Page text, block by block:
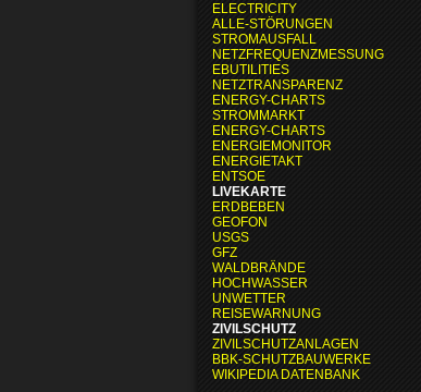
ELECTRICITY
ALLE-STÖRUNGEN
STROMAUSFALL
NETZFREQUENZMESSUNG
EBUTILITIES
NETZTRANSPARENZ
ENERGY-CHARTS
STROMMARKT
ENERGY-CHARTS
ENERGIEMONITOR
ENERGIETAKT
ENTSOE
LIVEKARTE
ERDBEBEN
GEOFON
USGS
GFZ
WALDBRÄNDE
HOCHWASSER
UNWETTER
REISEWARNUNG
ZIVILSCHUTZ
ZIVILSCHUTZANLAGEN
BBK-SCHUTZBAUWERKE
WIKIPEDIA DATENBANK